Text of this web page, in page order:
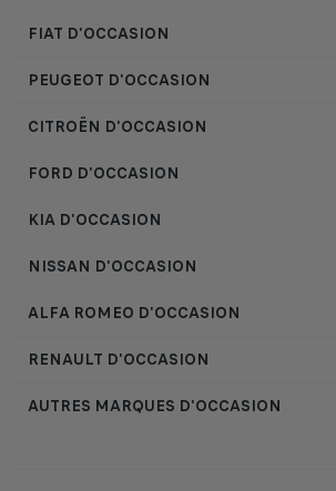
FIAT D'OCCASION
PEUGEOT D'OCCASION
CITROËN D'OCCASION
FORD D'OCCASION
KIA D'OCCASION
NISSAN D'OCCASION
ALFA ROMEO D'OCCASION
RENAULT D'OCCASION
AUTRES MARQUES D'OCCASION